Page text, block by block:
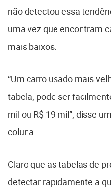
não detectou essa
uma vez que encontram
mais baixos.
“Um carro usado mais
tabela, pode ser
mil ou R$ 19 mil”, disse
coluna.
Claro que as tabelas de
detectar rapidamente a